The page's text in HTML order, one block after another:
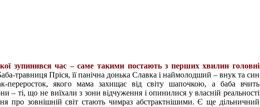
зупинився час – саме такими постають з перших хвилин головні
травниця Пріся, її панічна донька Славка і наймолодший – внук та син
переросток, якого мама захищає від світу шапочкою, а баба вчить
– ті, що не виїхали з зони відчуження і опинилися у власній реальності
про зовнішній світ стають чимраз абстрактнішими. Є ще дільничний